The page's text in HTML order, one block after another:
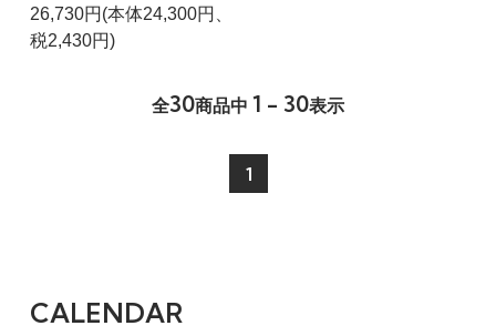
26,730円(本体24,300円、
税2,430円)
全30商品中 1 - 30表示
1
CALENDAR